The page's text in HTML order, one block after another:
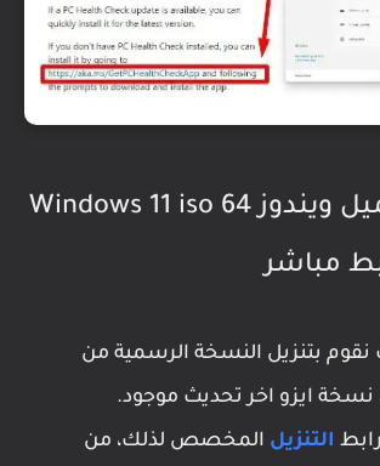
خطوات تحميل ويندوز Windows 11 iso 64
نقوم بتنزيل النسخة الرسمية من
ايزو اخر تحديث موجود.
التنزيل المخصص لذلك، من